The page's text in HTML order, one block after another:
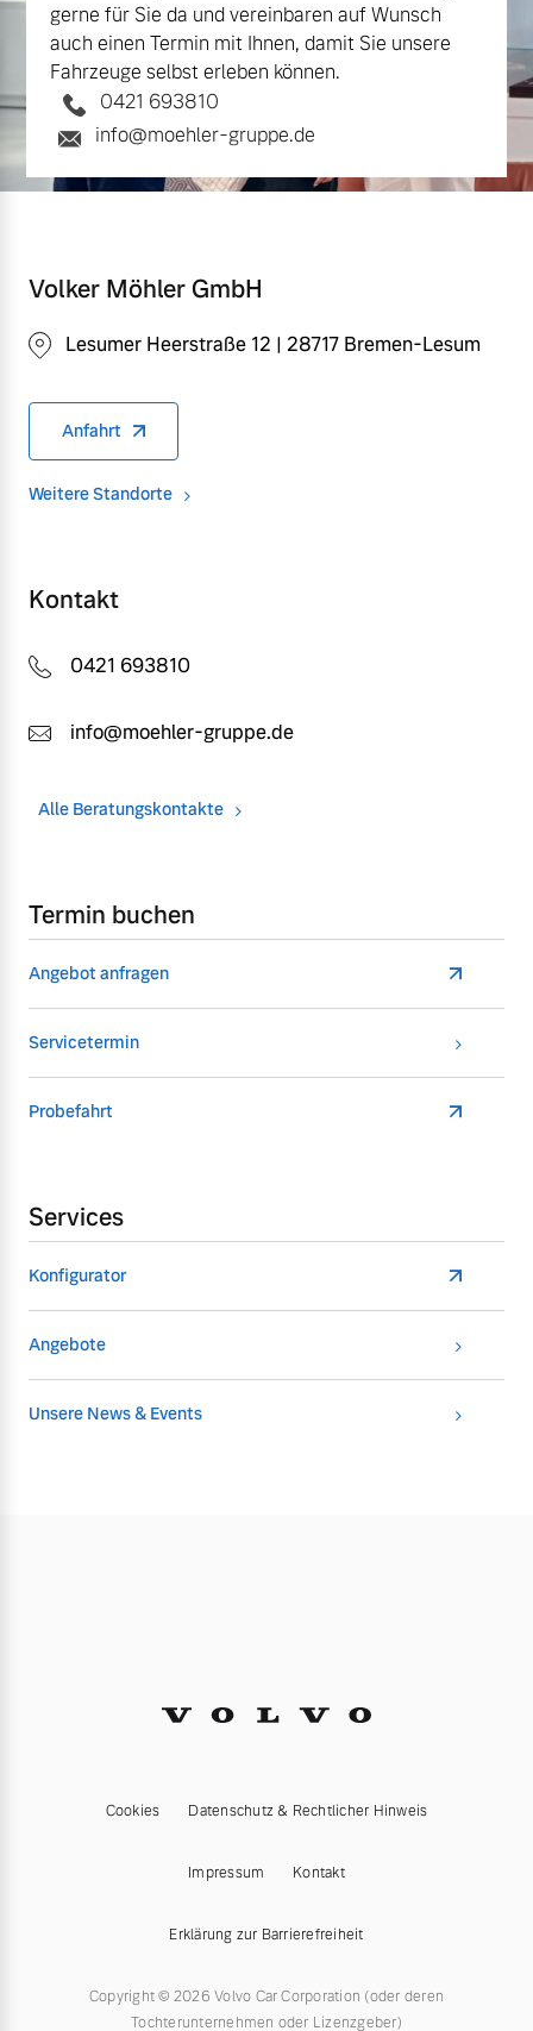
gerne für Sie da und vereinbaren auf Wunsch
auch einen Termin mit Ihnen, damit Sie unsere
Fahrzeuge selbst erleben können.
0421 693810
info@moehler-gruppe.de
Volker Möhler GmbH
Lesumer Heerstraße 12 | 28717 Bremen-Lesum
Anfahrt
Weitere Standorte
Kontakt
0421 693810
info@moehler-gruppe.de
Alle Beratungskontakte
Termin buchen
Angebot anfragen
Servicetermin
Probefahrt
Services
Konfigurator
Angebote
Unsere News & Events
Cookies Datenschutz & Rechtlicher Hinweis
Impressum Kontakt
Erklärung zur Barrierefreiheit
Copyright © 2026 Volvo Car Corporation (oder deren
Tochterunternehmen oder Lizenzgeber)